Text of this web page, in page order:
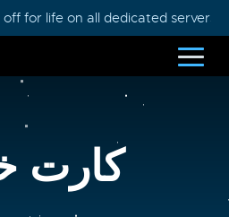
off for life on all dedicated servers
کارت